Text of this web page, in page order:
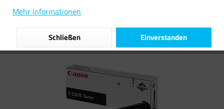
Filtern
Mehr Informationen
Einverstanden
Schließen